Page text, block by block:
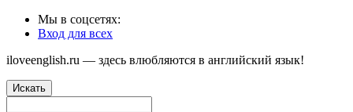
Мы в соцсетях:
Вход для всех
iloveenglish.ru — здесь влюбляются в английский язык!
Искать